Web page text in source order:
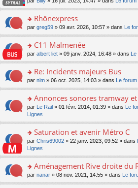
e
u
ré
c
e
o
n
lu
pl
s
ré
c
nt
e
n
o
n
le
u
s
ré
e
nt
le
m
e
s
g
e
n
o
lu
pl
u
ré
e
nt
n
ult
er
le
m
e
a
g
e
n
n
pl
u
ré
e
nt
o
n
ult
er
le
m
e
a
g
e
n
o
lu
u
s
ré
Rhônexpress
par greg59 » 09 avr. 2026, 10:57 » dans Le
o
n
ult
er
le
m
e
s
g
e
n
o
n
le
C11 Malmenée
par albert liet » 09 janv. 2024, 16:48 » dans
o
n
ult
er
le
m
e
s
s
e
n
o
Re: Incidents majeurs Bus
par nim » 06 oct. 2025, 14:03 » dans Le
o
s
er
le
m
e
s
s
Annonces sonores tramway
par Le Rail » 01 févr. 2014, 01:39 » dans
Le
Lignes
o
s
er
le
m
Saturation et avenir Métro C
par Chris69002 » 22 janv. 2023, 09:52 » dans
Lignes
o
n
Aménagement Rive droite du
par nanar » 08 nov. 2021, 14:55 » dans Le